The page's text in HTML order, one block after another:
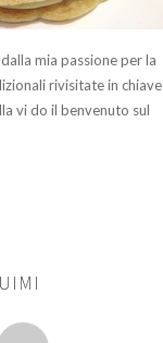
mia passione per la
rivisitate in chiave
vi do il benvenuto sul